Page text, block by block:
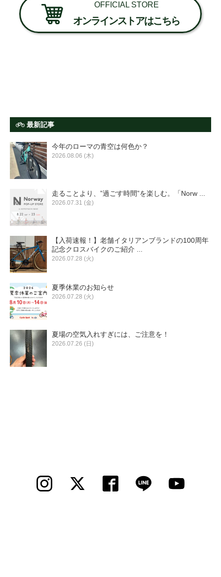
OFFICIAL STORE
オンラインストアはこちら
最新記事
今年のローマの青空は何色か？
2026.08.06 (木)
走ることより、”過ごす時間”を楽しむ。「Norw ...
2026.07.31 (金)
【入荷速報！】老舗イタリアンブランドの100周年
記念クロスバイクのご紹介 ...
2026.07.28 (火)
夏季休業のお知らせ
2026.07.28 (火)
夏場の空気入れすぎには、ご注意を！
2026.07.26 (日)